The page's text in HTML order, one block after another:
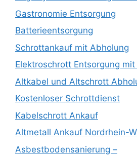
Gastronomie Entsorgung
Batterieentsorgung
Schrottankauf mit Abholung
Elektroschrott Entsorgung
Altkabel und Altschrott
Kostenloser Schrottdienst
Kabelschrott Ankauf
Altmetall Ankauf Nordrhein-
Asbestbodensanierung –